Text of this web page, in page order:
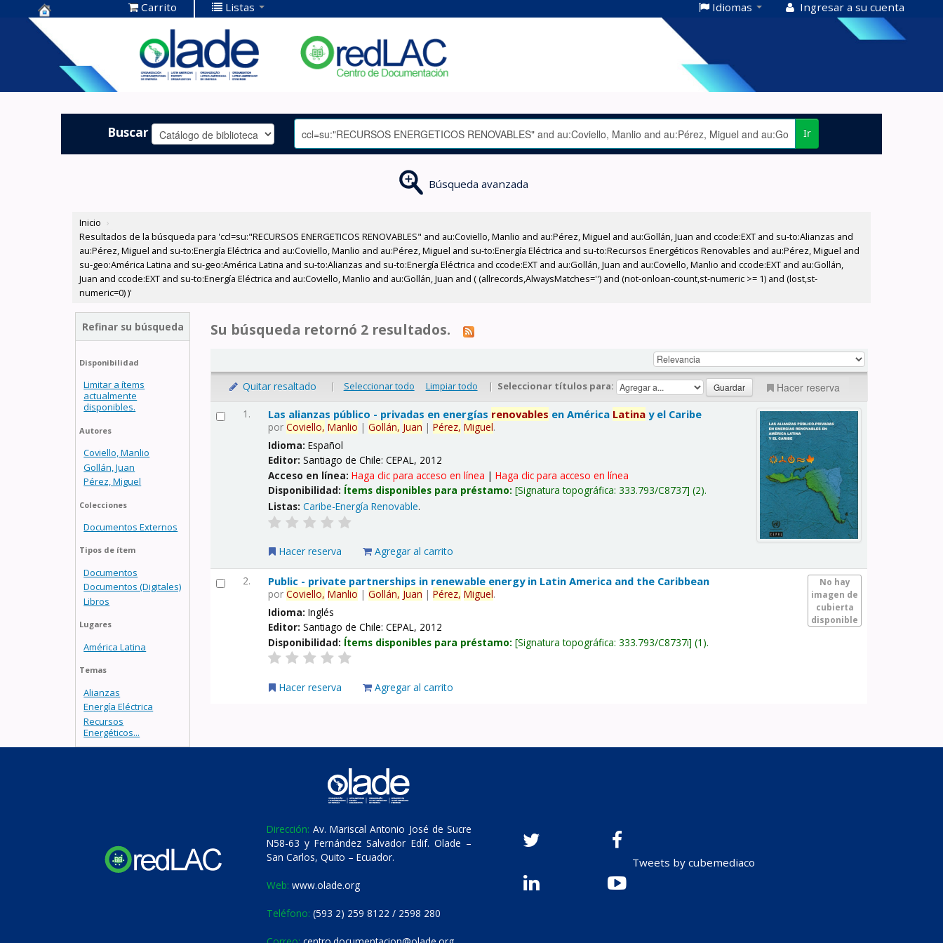
Centro de
Documentación
OLADE -
Carrito Listas Idiomas Ingresar a su cuenta
Buscar Ir
Búsqueda avanzada
Inicio ›
Resultados de la búsqueda para 'ccl=su:"RECURSOS ENERGETICOS RENOVABLES" and au:Coviello, Manlio and au:Pérez, Miguel and au:Gollán, Juan and ccode:EXT and su-to:Alianzas and
au:Pérez, Miguel and su-to:Energía Eléctrica and au:Coviello, Manlio and au:Pérez, Miguel and su-to:Energía Eléctrica and su-to:Recursos Energéticos Renovables and au:Pérez, Miguel and
su-geo:América Latina and su-geo:América Latina and su-to:Alianzas and su-to:Energía Eléctrica and ccode:EXT and au:Gollán, Juan and au:Coviello, Manlio and ccode:EXT and au:Gollán,
Juan and ccode:EXT and su-to:Energía Eléctrica and au:Coviello, Manlio and au:Gollán, Juan and ( (allrecords,AlwaysMatches='') and (not-onloan-count,st-numeric >= 1) and (lost,st-
numeric=0) )'
Refinar su búsqueda
Disponibilidad
Limitar a ítems
actualmente
disponibles.
Autores
Coviello, Manlio
Gollán, Juan
Pérez, Miguel
Colecciones
Documentos Externos
Tipos de ítem
Documentos
Documentos (Digitales)
Libros
Lugares
América Latina
Temas
Alianzas
Energía Eléctrica
Recursos
Energéticos...
Su búsqueda retornó 2 resultados.
Quitar resaltado | Seleccionar todo Limpiar todo | Seleccionar títulos para: Hacer reserva
1. Las alianzas público - privadas en energías renovables en América Latina y el Caribe
porCoviello, Manlio |Gollán, Juan |Pérez, Miguel.
Idioma:Español
Editor:Santiago de Chile: CEPAL, 2012
Acceso en línea:Haga clic para acceso en línea |Haga clic para acceso en línea
Disponibilidad: Ítems disponibles para préstamo: Signatura topográfica:333.793/C8737 (2).
Listas: Caribe-Energía Renovable.
Hacer reserva Agregar al carrito
2.
No hay
imagen de
cubierta
disponible
Public - private partnerships in renewable energy in Latin America and the Caribbean
porCoviello, Manlio |Gollán, Juan |Pérez, Miguel.
Idioma:Inglés
Editor:Santiago de Chile: CEPAL, 2012
Disponibilidad: Ítems disponibles para préstamo: Signatura topográfica:333.793/C8737i (1).
Hacer reserva Agregar al carrito
Dirección: Av. Mariscal Antonio José de Sucre
N58-63 y Fernández Salvador Edif. Olade –
San Carlos, Quito – Ecuador.
Web: www.olade.org
Teléfono: (593 2) 259 8122 / 2598 280
Tweets by cubemediaco